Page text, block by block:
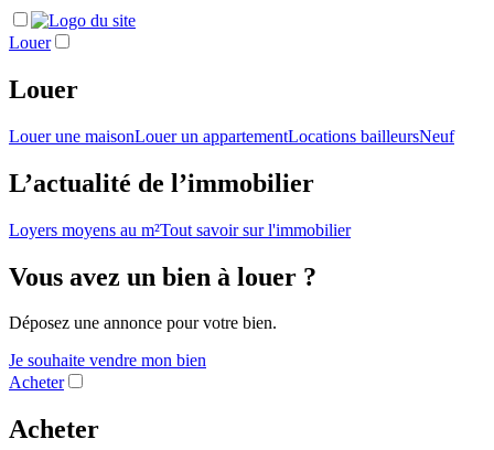
Louer
Louer
Louer une maisonLouer un appartementLocations bailleursNeuf
L’actualité de l’immobilier
Loyers moyens au m²Tout savoir sur l'immobilier
Vous avez un bien à louer ?
Déposez une annonce pour votre bien.
Je souhaite vendre mon bien
Acheter
Acheter